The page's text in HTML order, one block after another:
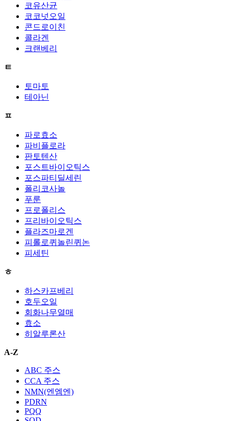
코유산균
코코넛오일
콘드로이친
콜라겐
크랜베리
ㅌ
토마토
테아닌
ㅍ
파로효소
파비플로라
판토텐산
포스트바이오틱스
포스파티딜세린
폴리코사놀
푸룬
프로폴리스
프리바이오틱스
플라즈마로겐
피롤로퀴놀린퀴논
피세틴
ㅎ
하스카프베리
호두오일
회화나무열매
효소
히알루론산
A-Z
ABC 주스
CCA 주스
NMN(엔엠엔)
PDRN
PQQ